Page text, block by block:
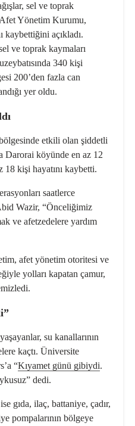
sel ve toprak
Yönetim Kurumu,
kaybettiğini açıkladı.
ve toprak kaymaları
340 kişi
200’den fazla can
yer oldu.
etkili olan şiddetli
Darorai köyünde en az 12
18 kişi hayatını kaybetti.
saatlerce
Wazir, “Önceliğimiz
ve afetzedelere yardım
afet yönetim otoritesi ve
yolları kapatan çamur,
su kanallarının
kaçtı. Üniversite
“Kıyamet günü gibiydi.
dedi.
gıda, ilaç, battaniye, çadır,
pompalarının bölgeye